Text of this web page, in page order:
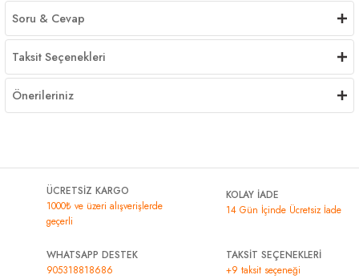
Soru & Cevap
Taksit Seçenekleri
Önerileriniz
ÜCRETSİZ KARGO
1000₺ ve üzeri alışverişlerde
geçerli
KOLAY İADE
14 Gün İçinde Ücretsiz İade
WHATSAPP DESTEK
905318818686
TAKSİT SEÇENEKLERİ
+9 taksit seçeneği